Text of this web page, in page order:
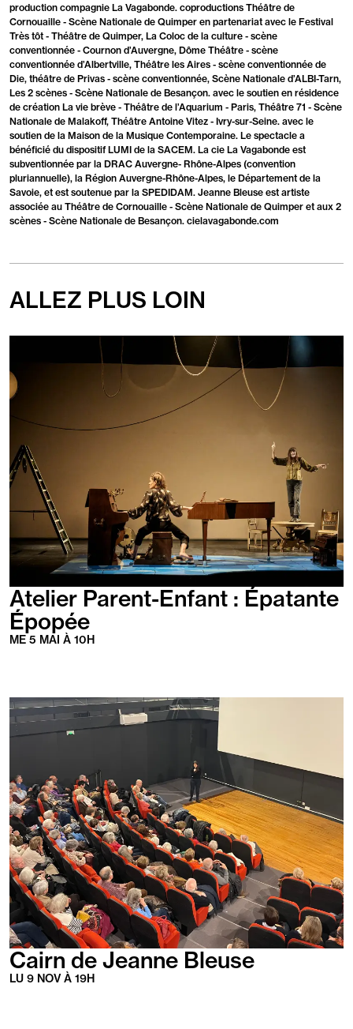
production compagnie La Vagabonde. coproductions Théâtre de
Cornouaille - Scène Nationale de Quimper en partenariat avec le Festival
Très tôt - Théâtre de Quimper, La Coloc de la culture - scène
conventionnée - Cournon d’Auvergne, Dôme Théâtre - scène
conventionnée d’Albertville, Théâtre les Aires - scène conventionnée de
Die, théâtre de Privas - scène conventionnée, Scène Nationale d’ALBI-Tarn,
Les 2 scènes - Scène Nationale de Besançon. avec le soutien en résidence
de création La vie brève - Théâtre de l’Aquarium - Paris, Théâtre 71 - Scène
Nationale de Malakoff, Théâtre Antoine Vitez - Ivry-sur-Seine. avec le
soutien de la Maison de la Musique Contemporaine. Le spectacle a
bénéficié du dispositif LUMI de la SACEM. La cie La Vagabonde est
subventionnée par la DRAC Auvergne- Rhône-Alpes (convention
pluriannuelle), la Région Auvergne-Rhône-Alpes, le Département de la
Savoie, et est soutenue par la SPEDIDAM. Jeanne Bleuse est artiste
associée au Théâtre de Cornouaille - Scène Nationale de Quimper et aux 2
scènes - Scène Nationale de Besançon. cielavagabonde.com
ALLEZ PLUS LOIN
Atelier Parent-Enfant : Épatante
Épopée
ME 5 MAI À 10H
plus
Cairn de Jeanne Bleuse
LU 9 NOVÀ 19H
En
savoir
plus